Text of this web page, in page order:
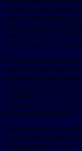
следовать желаниям
меню, расширяя
Благодаря совместной
том, что блюда с
доступными, а,
Подтверждением
помимо блюд с
любимые всеми
многих гостей сети.
огромное количество
неожиданно для себя,
растительным мясом.
Мы внимательно
если они понравятся
разовьем категорию.